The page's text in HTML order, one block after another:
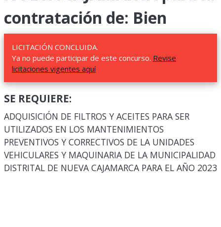
contratación de: Bien
LICITACIÓN CONCLUIDA.
Ya no puede participar de este concurso. Revise
licitaciones vigentes aquí
SE REQUIERE:
ADQUISICIÓN DE FILTROS Y ACEITES PARA SER
UTILIZADOS EN LOS MANTENIMIENTOS
PREVENTIVOS Y CORRECTIVOS DE LA UNIDADES
VEHICULARES Y MAQUINARIA DE LA MUNICIPALIDAD
DISTRITAL DE NUEVA CAJAMARCA PARA EL AÑO 2023